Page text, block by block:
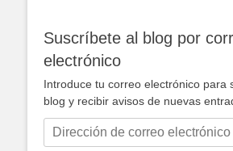
Suscríbete al blog por
electrónico
Introduce tu correo electrónico para
blog y recibir avisos de nuevas
Dirección